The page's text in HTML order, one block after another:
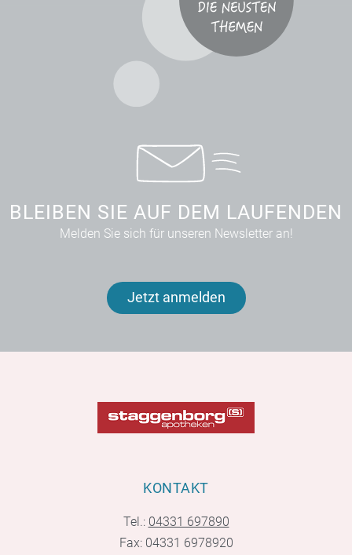
BLEIBEN SIE AUF DEM LAUFENDEN
Melden Sie sich für unseren Newsletter an!
Jetzt anmelden
KONTAKT
Tel.: 04331 697890
Fax: 04331 6978920